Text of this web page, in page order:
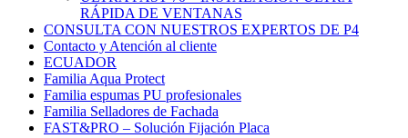
RÁPIDA DE VENTANAS
CONSULTA CON NUESTROS EXPERTOS DE P4
Contacto y Atención al cliente
ECUADOR
Familia Aqua Protect
Familia espumas PU profesionales
Familia Selladores de Fachada
FAST&PRO – Solución Fijación Placa